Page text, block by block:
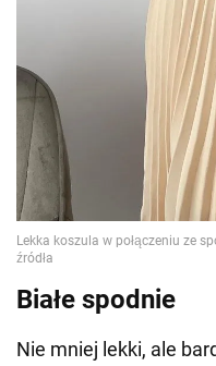
Białe spodnie
Nie mniej lekki, ale